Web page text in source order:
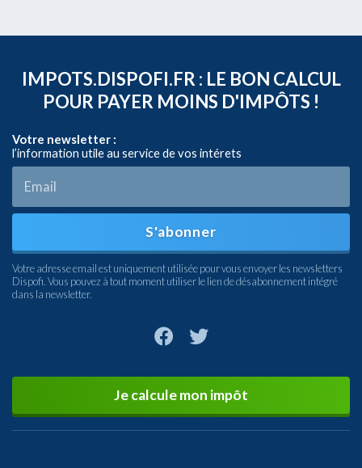
IMPOTS.DISPOFI.FR : LE BON CALCUL
POUR PAYER MOINS D'IMPÔTS !
Votre newsletter :
l’information utile au service de vos intérets
S'abonner
Votre adresse email est uniquement utilisée pour vous envoyer les newsletters
Dispofi. Vous pouvez à tout moment utiliser le lien de désabonnement intégré
dans la newsletter.
Je calcule mon impôt